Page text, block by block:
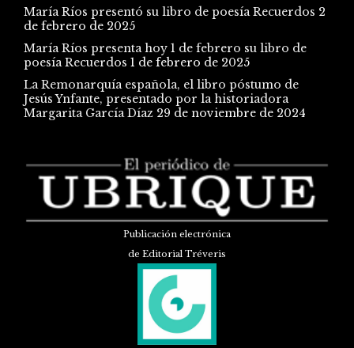
María Ríos presentó su libro de poesía Recuerdos 2
de febrero de 2025
María Ríos presenta hoy 1 de febrero su libro de
poesía Recuerdos 1 de febrero de 2025
La Remonarquía española, el libro póstumo de
Jesús Ynfante, presentado por la historiadora
Margarita García Díaz 29 de noviembre de 2024
Publicación electrónica
de Editorial Tréveris